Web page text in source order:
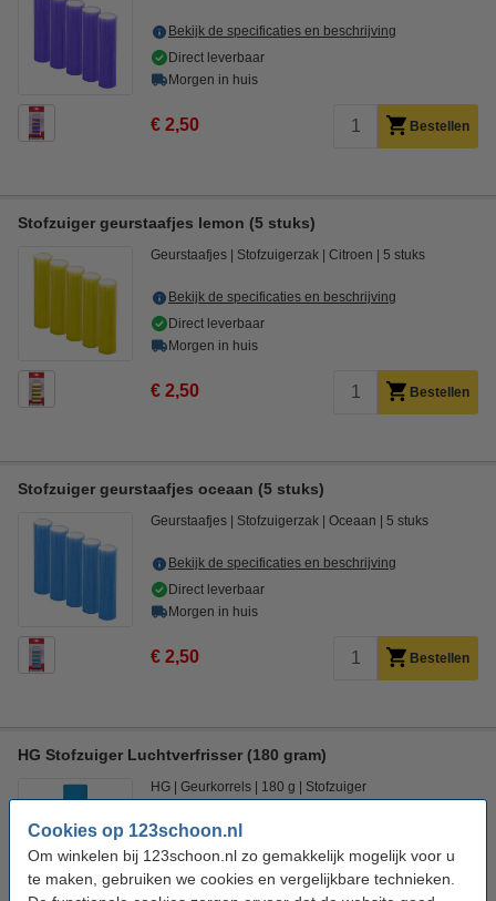
Cookies op 123schoon.nl
Om winkelen bij 123schoon.nl zo gemakkelijk mogelijk voor u
te maken, gebruiken we cookies en vergelijkbare technieken.
Bekijk de specificaties en beschrijving
Direct leverbaar
Morgen in huis
€ 2,50 Bestellen
Stofzuiger geurstaafjes lemon (5 stuks)
Geurstaafjes Stofzuigerzak Citroen 5 stuks
Bekijk de specificaties en beschrijving
Direct leverbaar
Morgen in huis
€ 2,50 Bestellen
Stofzuiger geurstaafjes oceaan (5 stuks)
Geurstaafjes Stofzuigerzak Oceaan 5 stuks
Bekijk de specificaties en beschrijving
Direct leverbaar
Morgen in huis
€ 2,50 Bestellen
HG Stofzuiger Luchtverfrisser (180 gram)
HG Geurkorrels 180 g Stofzuiger
Bekijk de specificaties en beschrijving
Direct leverbaar
Morgen in huis